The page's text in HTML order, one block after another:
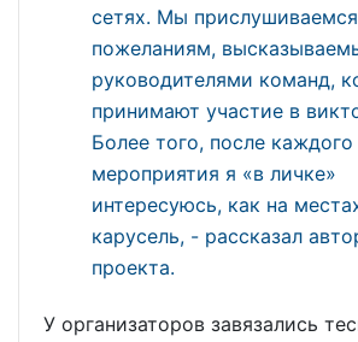
сетях. Мы
пожеланиям,
руководителями команд,
принимают участие в
Более того, после каждого
мероприятия я «в личке»
интересуюсь, как на
карусель, - рассказал
проекта.
У организаторов завязались